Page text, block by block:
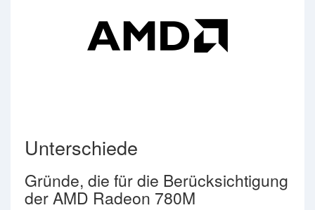
Unterschiede
Gründe, die für die Berücksichtigung
der AMD Radeon 780M